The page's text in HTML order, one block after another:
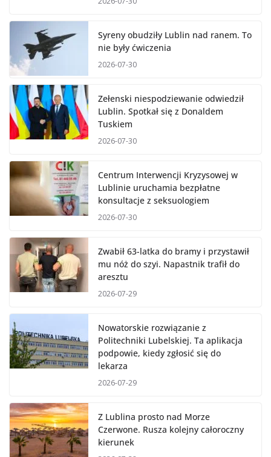
Syreny obudziły Lublin nad ranem. To
nie były ćwiczenia
2026-07-30
Zełenski niespodziewanie odwiedził
Lublin. Spotkał się z Donaldem
Tuskiem
2026-07-30
Centrum Interwencji Kryzysowej w
Lublinie uruchamia bezpłatne
konsultacje z seksuologiem
2026-07-30
Zwabił 63-latka do bramy i przystawił
mu nóż do szyi. Napastnik trafił do
aresztu
2026-07-29
Nowatorskie rozwiązanie z
Politechniki Lubelskiej. Ta aplikacja
podpowie, kiedy zgłosić się do
lekarza
2026-07-29
Z Lublina prosto nad Morze
Czerwone. Rusza kolejny całoroczny
kierunek